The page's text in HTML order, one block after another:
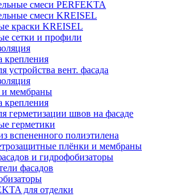
смеси PERFEKTA
смеси KREISEL
краски KREISEL
сетки и профили
крепления
устройства вент. фасада
мембраны
крепления
герметизации швов на фасаде
герметики
вспененного полиэтилена
плёнки и мембраны
и гидрофобизаторы
фасадов
для отделки